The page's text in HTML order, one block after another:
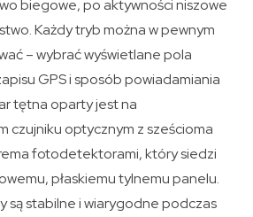
biegowe, po aktywności niszowe
Każdy tryb można w pewnym
– wybrać wyświetlane pola
GPS i sposób powiadamiania
tętna oparty jest na
czujniku optycznym z sześcioma
fotodetektorami, który siedzi
płaskiemu tylnemu panelu.
są stabilne i wiarygodne podczas